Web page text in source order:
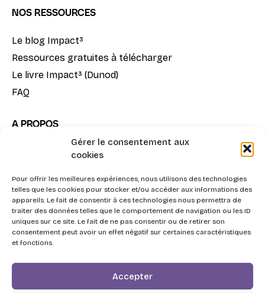
Gérer le consentement aux
cookies
Pour offrir les meilleures expériences, nous utilisons des technologies
telles que les cookies pour stocker et/ou accéder aux informations des
appareils. Le fait de consentir à ces technologies nous permettra de
traiter des données telles que le comportement de navigation ou les ID
uniques sur ce site. Le fait de ne pas consentir ou de retirer son
consentement peut avoir un effet négatif sur certaines caractéristiques
et fonctions.
Accepter
NOS RESSOURCES
Le blog Impact³
Ressources gratuites à télécharger
Le livre Impact³ (Dunod)
FAQ
A PROPOS
Notre mission
Nous contacter
2026 - Swott, l'Agentic Procurement System pour la
triple performance Achats.